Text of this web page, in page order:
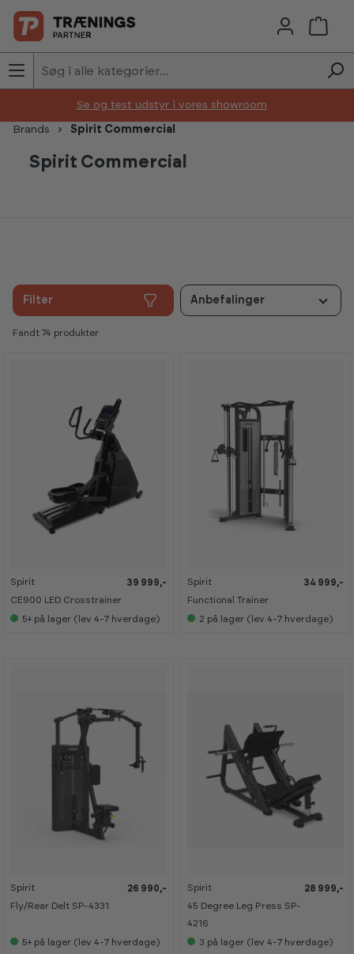
Skip to main content
Se og test udstyr i vores showroom
Brands Spirit Commercial
Spirit Commercial
Filter Anbefalinger
Fandt 74 produkter
Spirit
CE900 LED Crosstrainer
39 999,-
5+ på lager (lev 4-7 hverdage)
Spirit
Functional Trainer
34 999,-
2 på lager (lev 4-7 hverdage)
Spirit
Fly/Rear Delt SP-4331
26 990,-
5+ på lager (lev 4-7 hverdage)
Spirit
45 Degree Leg Press SP-
4216
28 999,-
3 på lager (lev 4-7 hverdage)